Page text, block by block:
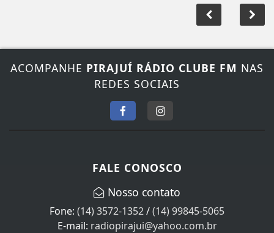
ACOMPANHE PIRAJUÍ RÁDIO CLUBE FM NAS
REDES SOCIAIS
FALE CONOSCO
Nosso contato
Fone: (14) 3572-1352/(14) 99845-5065
E-mail: radiopirajui@yahoo.com.br